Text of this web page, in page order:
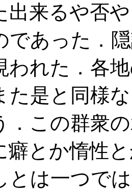
出来るや否
であった．
われた．各
た是と同様
．この群衆
癖とか惰性
とは一つで